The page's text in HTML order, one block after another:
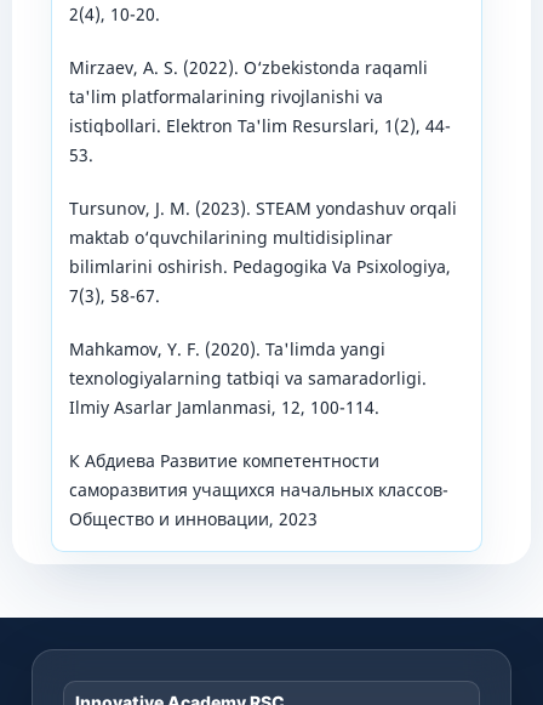
2(4), 10-20.
Mirzaev, A. S. (2022). O‘zbekistonda raqamli
ta'lim platformalarining rivojlanishi va
istiqbollari. Elektron Ta'lim Resurslari, 1(2), 44-
53.
Tursunov, J. M. (2023). STEAM yondashuv orqali
maktab o‘quvchilarining multidisiplinar
bilimlarini oshirish. Pedagogika Va Psixologiya,
7(3), 58-67.
Mahkamov, Y. F. (2020). Ta'limda yangi
texnologiyalarning tatbiqi va samaradorligi.
Ilmiy Asarlar Jamlanmasi, 12, 100-114.
К Абдиева Развитие компетентности
саморазвития учащихся начальных классов-
Общество и инновации, 2023